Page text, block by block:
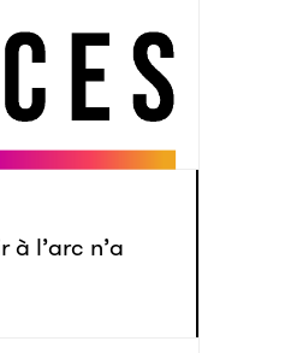
l’arc n’a